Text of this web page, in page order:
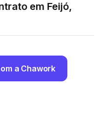
em Feijó,
a Chawork